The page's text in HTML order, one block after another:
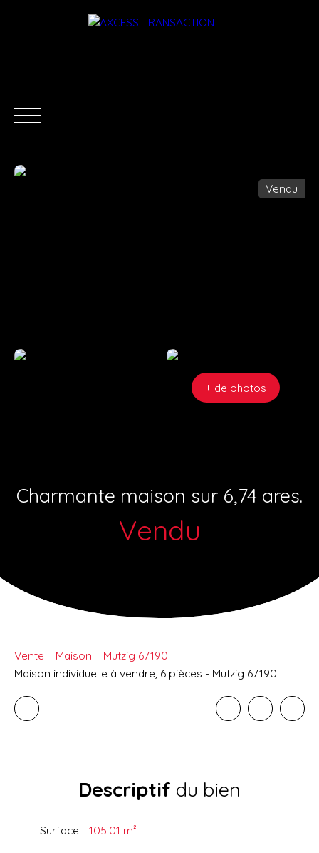
Vendu
+ de photos
Charmante maison sur 6,74 ares.
Vendu
Vente Maison
Mutzig 67190
Maison individuelle à vendre, 6 pièces - Mutzig 67190
Descriptif du bien
Surface : 105.01 m²